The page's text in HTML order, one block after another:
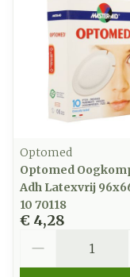
Optomed
Optomed
Adh Latexvrij
10 70118
€ 4,28